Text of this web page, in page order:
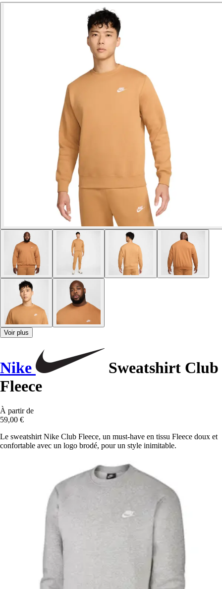
Voir plus
Nike
Sweatshirt Club
Fleece
À partir de
59,00 €
Le sweatshirt Nike Club Fleece, un must-have en tissu Fleece doux et
confortable avec un logo brodé, pour un style inimitable.